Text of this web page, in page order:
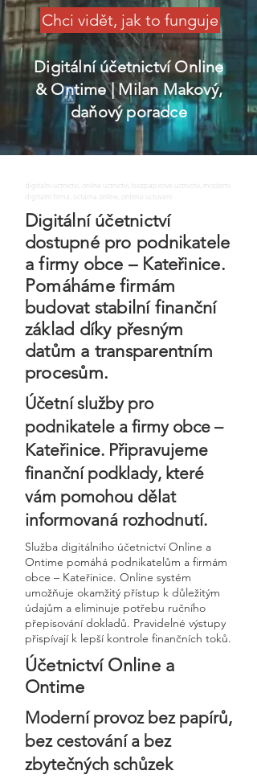
Chci vidět, jak to funguje
Digitální účetnictví Online
& Ontime| Milan Makový,
daňový poradce
digitalni uctnictvi, online uctnictvi, bezpapirove uctnictvi, moderni
digitalni firma, uctarna online, ontime uctovani
Digitální účetnictví
dostupné pro podnikatele
a firmy obce – Kateřinice.
Pomáháme firmám
budovat stabilní finanční
základ díky přesným
datům a transparentním
procesům.
Účetní služby pro
podnikatele a firmy obce –
Kateřinice. Připravujeme
finanční podklady, které
vám pomohou dělat
informovaná rozhodnutí.
Služba digitálního účetnictví Online a
Ontime pomáhá podnikatelům a firmám
obce – Kateřinice. Online systém
umožňuje okamžitý přístup k důležitým
údajům a eliminuje potřebu ručního
přepisování dokladů. Pravidelné výstupy
přispívají k lepší kontrole finančních toků.
Účetnictví Online a
Ontime
Moderní provoz bez papírů,
bez cestování a bez
zbytečných schůzek